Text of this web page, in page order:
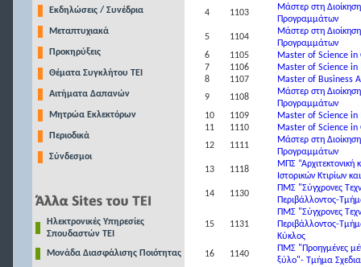
Εκδηλώσεις / Συνέδρια
Μεταπτυχιακά
Προκηρύξεις
Θέματα Συγκλήτου ΤΕΙ
Αιτήματα Δαπανών
Μητρώα Εκλεκτόρων
Περιοδικά
Σύνδεσμοι
Ηλεκτρονικές Υπηρεσίες
Σπουδαστών ΤΕΙ
Μονάδα Διασφάλισης Ποιότητας
4
1103
Μάστερ στη
Προγραμμάτων
5
1104
Μάστερ στη
Προγραμμάτων
6
1105
Master of Science in
7
1106
Μaster of Science
8
1107
Master of Business
9
1108
Μάστερ στη
Προγραμμάτων
10
1109
Μaster of Science
11
1110
Master of Science in
12
1111
Μάστερ στη
Προγραμμάτων
13
1118
ΜΠΣ
Ιστορικών Κτιρίων
14
1130
ΠΜΣ "Σύγχρονες
Περιβάλλοντος-
15 1131
ΠΜΣ "Σύγχρονες
Περιβάλλοντος-
Κύκλος
16
1140
ΠΜΣ "Προηγμένες
ξύλο"- Τμήμα